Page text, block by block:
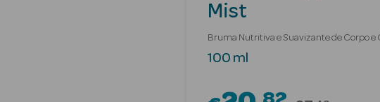
Mist
Bruma Nutritiva e Suavizante de Corpo e
100 ml